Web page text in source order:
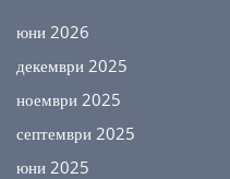
юни 2026
декември 2025
ноември 2025
септември 2025
юни 2025